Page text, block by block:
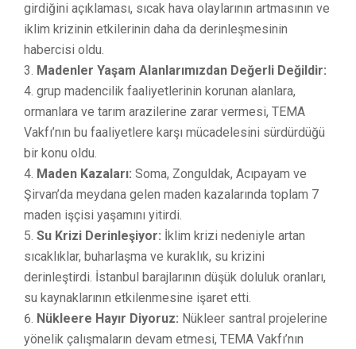
girdiğini açıklaması, sıcak hava olaylarının artmasının ve
iklim krizinin etkilerinin daha da derinleşmesinin
habercisi oldu.
Madenler Yaşam Alanlarımızdan Değerli Değildir:
4. grup madencilik faaliyetlerinin korunan alanlara,
ormanlara ve tarım arazilerine zarar vermesi, TEMA
Vakfı’nın bu faaliyetlere karşı mücadelesini sürdürdüğü
bir konu oldu.
Maden Kazaları: Soma, Zonguldak, Acıpayam ve
Şirvan’da meydana gelen maden kazalarında toplam 7
maden işçisi yaşamını yitirdi.
Su Krizi Derinleşiyor: İklim krizi nedeniyle artan
sıcaklıklar, buharlaşma ve kuraklık, su krizini
derinleştirdi. İstanbul barajlarının düşük doluluk oranları,
su kaynaklarının etkilenmesine işaret etti.
Nükleere Hayır Diyoruz: Nükleer santral projelerine
yönelik çalışmaların devam etmesi, TEMA Vakfı’nın